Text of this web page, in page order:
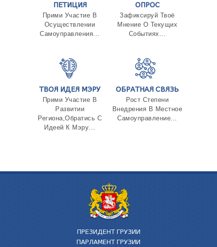
ПЕТИЦИЯ
Прими Участие В
Осуществлении
Самоуправления...
ОПРОС
Зафиксируй Твоё
Мнение О Текущих
Событиях...
ТВОЯ ИДЕЯ МЭРУ
Прими Участие В
Развитии
Региона,Обратись С
Идеей К Мэру...
ОБРАТНАЯ СВЯЗЬ
Рост Степени
Внедрения В Местное
Самоуправление...
ПРЕЗИДЕНТ ГРУЗИИ
ПАРЛАМЕНТ ГРУЗИИ